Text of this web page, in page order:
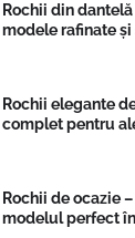
Rochii din
modele rafinate
Rochii elegante
complet pentru
Rochii de ocazie
modelul perfect